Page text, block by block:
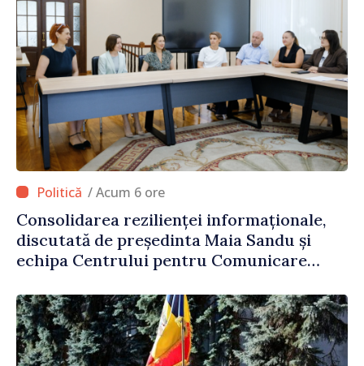
/ Acum 6 ore
Consolidarea rezilienței informaționale,
discutată de președinta Maia Sandu și
echipa Centrului pentru Comunicare
Dezinformării